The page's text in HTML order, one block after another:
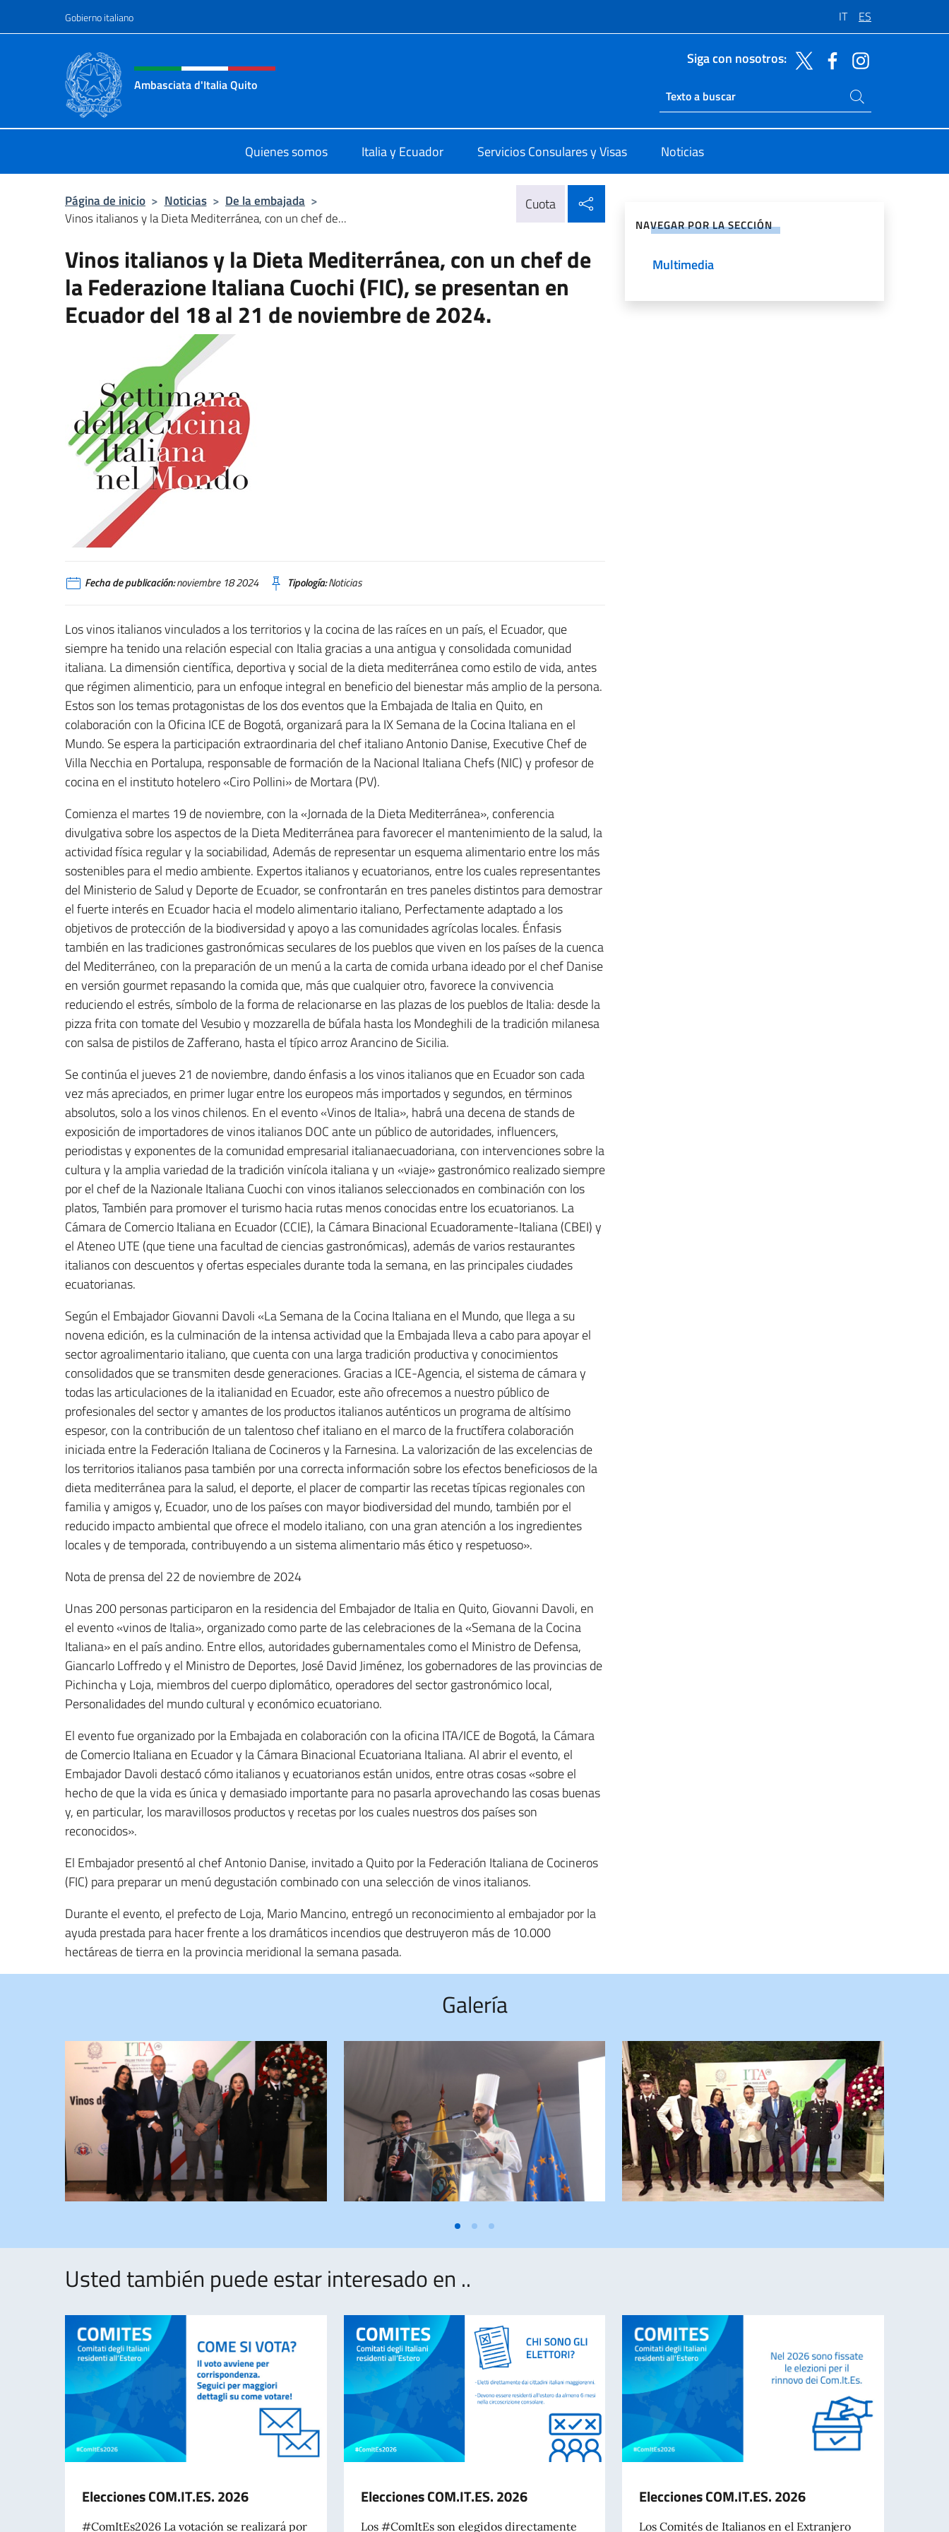
Gobierno italiano IT ES
Encabezado del sitio web, redes sociales y menú
Ambasciata d'Italia Quito
Siga con nosotros:
Ricerca sito live
Buscar en el sitio
Quienes somos Italia y Ecuador Servicios Consulares y Visas Noticias
Página de inicio > Noticias > De la embajada >
Vinos italianos y la Dieta Mediterránea, con un chef de...
Cuota
Vinos italianos y la Dieta Mediterránea, con un chef de
la Federazione Italiana Cuochi (FIC), se presentan en
Ecuador del 18 al 21 de noviembre de 2024.
Fecha de publicación:noviembre 18 2024 Tipología:Noticias
Los vinos italianos vinculados a los territorios y la cocina de las raíces en un país, el Ecuador, que
siempre ha tenido una relación especial con Italia gracias a una antigua y consolidada comunidad
italiana. La dimensión científica, deportiva y social de la dieta mediterránea como estilo de vida, antes
que régimen alimenticio, para un enfoque integral en beneficio del bienestar más amplio de la persona.
Estos son los temas protagonistas de los dos eventos que la Embajada de Italia en Quito, en
colaboración con la Oficina ICE de Bogotá, organizará para la IX Semana de la Cocina Italiana en el
Mundo. Se espera la participación extraordinaria del chef italiano Antonio Danise, Executive Chef de
Villa Necchia en Portalupa, responsable de formación de la Nacional Italiana Chefs (NIC) y profesor de
cocina en el instituto hotelero «Ciro Pollini» de Mortara (PV).
Comienza el martes 19 de noviembre, con la «Jornada de la Dieta Mediterránea», conferencia
divulgativa sobre los aspectos de la Dieta Mediterránea para favorecer el mantenimiento de la salud, la
actividad física regular y la sociabilidad, Además de representar un esquema alimentario entre los más
sostenibles para el medio ambiente. Expertos italianos y ecuatorianos, entre los cuales representantes
del Ministerio de Salud y Deporte de Ecuador, se confrontarán en tres paneles distintos para demostrar
el fuerte interés en Ecuador hacia el modelo alimentario italiano, Perfectamente adaptado a los
objetivos de protección de la biodiversidad y apoyo a las comunidades agrícolas locales. Énfasis
también en las tradiciones gastronómicas seculares de los pueblos que viven en los países de la cuenca
del Mediterráneo, con la preparación de un menú a la carta de comida urbana ideado por el chef Danise
en versión gourmet repasando la comida que, más que cualquier otro, favorece la convivencia
reduciendo el estrés, símbolo de la forma de relacionarse en las plazas de los pueblos de Italia: desde la
pizza frita con tomate del Vesubio y mozzarella de búfala hasta los Mondeghili de la tradición milanesa
con salsa de pistilos de Zafferano, hasta el típico arroz Arancino de Sicilia.
Se continúa el jueves 21 de noviembre, dando énfasis a los vinos italianos que en Ecuador son cada
vez más apreciados, en primer lugar entre los europeos más importados y segundos, en términos
absolutos, solo a los vinos chilenos. En el evento «Vinos de Italia», habrá una decena de stands de
exposición de importadores de vinos italianos DOC ante un público de autoridades, influencers,
periodistas y exponentes de la comunidad empresarial italianaecuadoriana, con intervenciones sobre la
cultura y la amplia variedad de la tradición vinícola italiana y un «viaje» gastronómico realizado siempre
por el chef de la Nazionale Italiana Cuochi con vinos italianos seleccionados en combinación con los
platos, También para promover el turismo hacia rutas menos conocidas entre los ecuatorianos. La
Cámara de Comercio Italiana en Ecuador (CCIE), la Cámara Binacional Ecuadoramente-Italiana (CBEI) y
el Ateneo UTE (que tiene una facultad de ciencias gastronómicas), además de varios restaurantes
italianos con descuentos y ofertas especiales durante toda la semana, en las principales ciudades
ecuatorianas.
Según el Embajador Giovanni Davoli «La Semana de la Cocina Italiana en el Mundo, que llega a su
novena edición, es la culminación de la intensa actividad que la Embajada lleva a cabo para apoyar el
sector agroalimentario italiano, que cuenta con una larga tradición productiva y conocimientos
consolidados que se transmiten desde generaciones. Gracias a ICE-Agencia, el sistema de cámara y
todas las articulaciones de la italianidad en Ecuador, este año ofrecemos a nuestro público de
profesionales del sector y amantes de los productos italianos auténticos un programa de altísimo
espesor, con la contribución de un talentoso chef italiano en el marco de la fructífera colaboración
iniciada entre la Federación Italiana de Cocineros y la Farnesina. La valorización de las excelencias de
los territorios italianos pasa también por una correcta información sobre los efectos beneficiosos de la
dieta mediterránea para la salud, el deporte, el placer de compartir las recetas típicas regionales con
familia y amigos y, Ecuador, uno de los países con mayor biodiversidad del mundo, también por el
reducido impacto ambiental que ofrece el modelo italiano, con una gran atención a los ingredientes
locales y de temporada, contribuyendo a un sistema alimentario más ético y respetuoso».
Nota de prensa del 22 de noviembre de 2024
Unas 200 personas participaron en la residencia del Embajador de Italia en Quito, Giovanni Davoli, en
el evento «vinos de Italia», organizado como parte de las celebraciones de la «Semana de la Cocina
Italiana» en el país andino. Entre ellos, autoridades gubernamentales como el Ministro de Defensa,
Giancarlo Loffredo y el Ministro de Deportes, José David Jiménez, los gobernadores de las provincias de
Pichincha y Loja, miembros del cuerpo diplomático, operadores del sector gastronómico local,
Personalidades del mundo cultural y económico ecuatoriano.
El evento fue organizado por la Embajada en colaboración con la oficina ITA/ICE de Bogotá, la Cámara
de Comercio Italiana en Ecuador y la Cámara Binacional Ecuatoriana Italiana. Al abrir el evento, el
Embajador Davoli destacó cómo italianos y ecuatorianos están unidos, entre otras cosas «sobre el
hecho de que la vida es única y demasiado importante para no pasarla aprovechando las cosas buenas
y, en particular, los maravillosos productos y recetas por los cuales nuestros dos países son
reconocidos».
El Embajador presentó al chef Antonio Danise, invitado a Quito por la Federación Italiana de Cocineros
(FIC) para preparar un menú degustación combinado con una selección de vinos italianos.
Durante el evento, el prefecto de Loja, Mario Mancino, entregó un reconocimiento al embajador por la
ayuda prestada para hacer frente a los dramáticos incendios que destruyeron más de 10.000
hectáreas de tierra en la provincia meridional la semana pasada.
NAVEGAR POR LA SECCIÓN
Multimedia
Galería
Usted también puede estar interesado en ..
Elecciones COM.IT.ES. 2026
#ComItEs2026 La votación se realizará por
Elecciones COM.IT.ES. 2026
Los #ComItEs son elegidos directamente
Elecciones COM.IT.ES. 2026
Los Comités de Italianos en el Extranjero